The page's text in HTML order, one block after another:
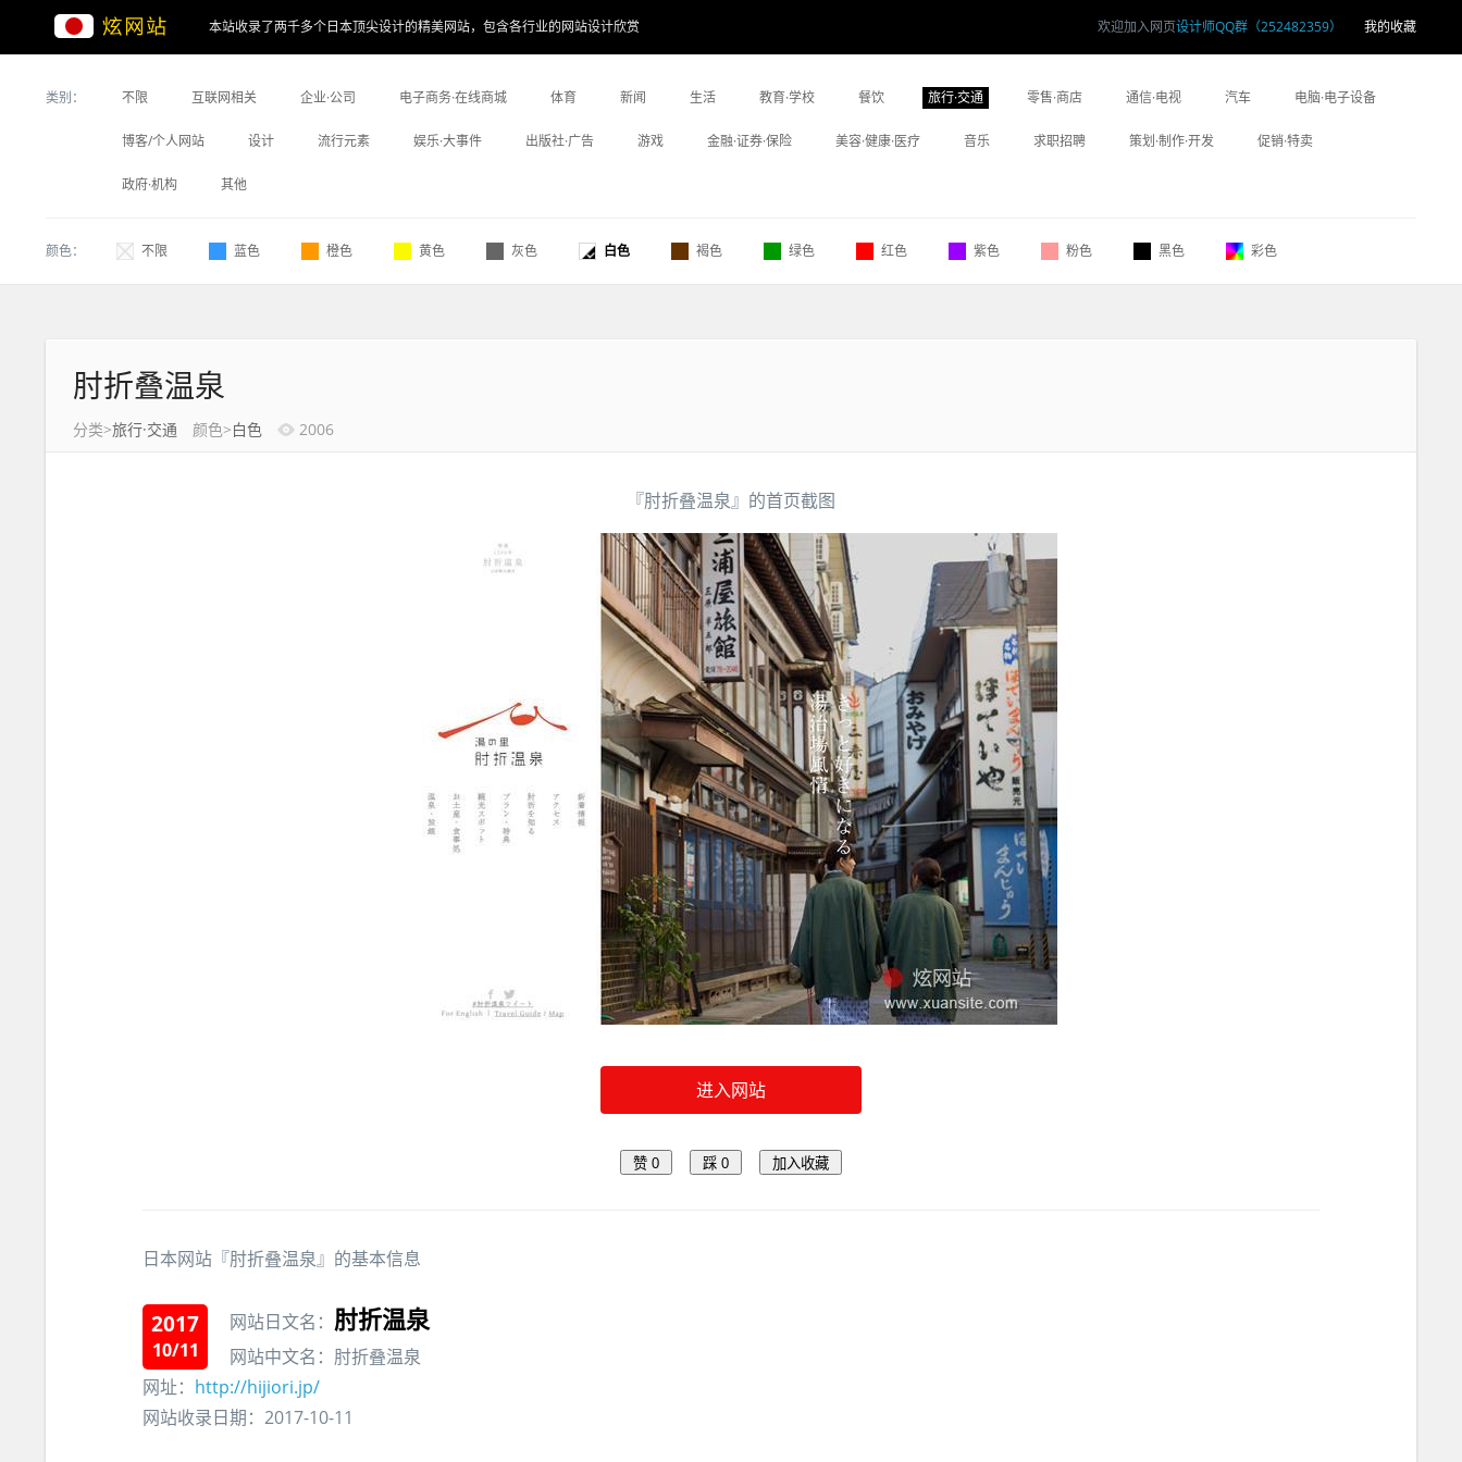
本站收录了两千多个日本顶尖设计的精美网站，包含各行业的网站设计欣赏 我的收藏
欢迎加入网页设计师QQ群（252482359）
类别： 不限 互联网相关 企业·公司 电子商务·在线商城 体育 新闻 生活 教育·学校 餐饮 旅行·交通 零售·商店 通信·电视 汽车 电脑·电子设备
博客/个人网站 设计 流行元素 娱乐·大事件 出版社·广告 游戏 金融·证券·保险 美容·健康·医疗 音乐 求职招聘 策划·制作·开发 促销·特卖
政府·机构 其他
颜色： 不限 蓝色 橙色 黄色 灰色 白色 褐色 绿色 红色 紫色 粉色 黑色 彩色
肘折叠温泉
分类>旅行·交通 颜色>白色 2006
『肘折叠温泉』的首页截图
进入网站
赞 0 踩 0 加入收藏
日本网站『肘折叠温泉』的基本信息
2017
10/11
网站日文名： 肘折温泉
网站中文名：肘折叠温泉
网址： http://hijiori.jp/
网站收录日期：2017-10-11